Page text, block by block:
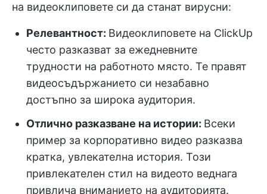
на видеоклиповете си да станат вирусни:
Релевантност: Видеоклиповете на ClickUp
често разказват за ежедневните
трудности на работното място. Те правят
видеосъдържанието си незабавно
достъпно за широка аудитория.
Отлично разказване на истории: Всеки
пример за корпоративно видео разказва
кратка, увлекателна история. Този
привлекателен стил на видеото веднага
привлича вниманието на аудиторията.